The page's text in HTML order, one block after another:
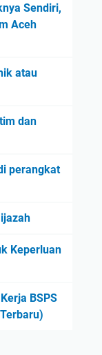
Sendiri,
Aceh
atau
dan
perangkat
Keperluan
BSPS